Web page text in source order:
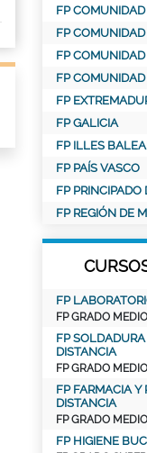
FP
FP
FP
FP
FP
FP GALICIA
FP ILLES
FP PAÍS VASCO
FP PRINCIPADO
FP REGIÓN DE
FP
FP GRADO MEDIO
FP
DISTANCIA
FP GRADO
FP FARMACIA Y
DISTANCIA
FP GRADO
FP HIGIENE